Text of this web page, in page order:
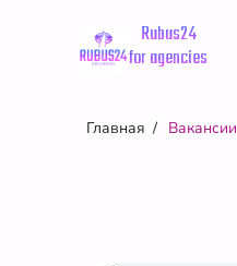
Rubus24
for agencies
Главная Вакансии